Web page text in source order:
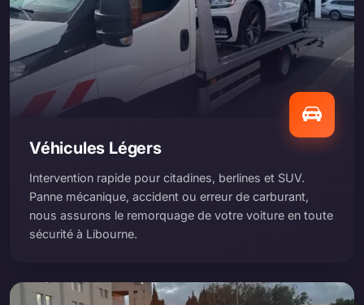
Véhicules Légers
Intervention rapide pour citadines, berlines et SUV.
Panne mécanique, accident ou erreur de carburant,
nous assurons le remorquage de votre voiture en toute
sécurité à Libourne.